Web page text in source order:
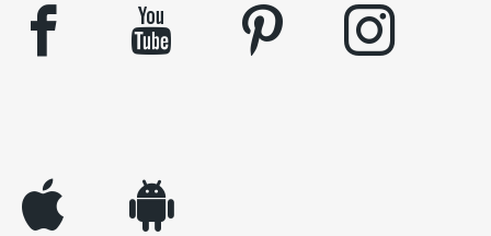
facebook youtube pinterest instagram
appleinc android